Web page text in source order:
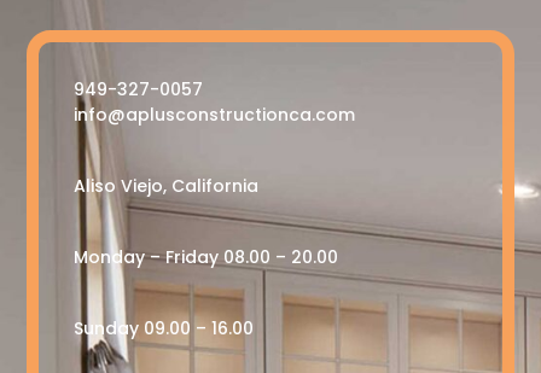
949-327-0057
info@aplusconstructionca.com
Aliso Viejo, California
Monday – Friday 08.00 – 20.00
Sunday 09.00 – 16.00